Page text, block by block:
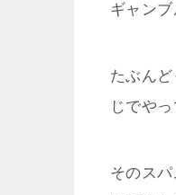
ギャン
たぶん
じでや
そのス